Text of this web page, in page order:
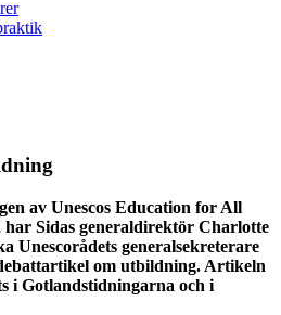
av Unescos Education for All
Sidas generaldirektör Charlotte
Unescorådets generalsekreterare
om utbildning. Artikeln
i Gotlandstidningarna och i